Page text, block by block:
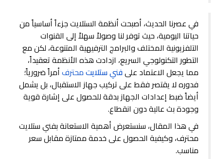
في عصرنا الحديث، أصبحت أنظمة الستلايت جزءاً أساسياً من
حياتنا اليومية، حيث توفر لنا وصولاً سهلاً إلى القنوات
التلفزيونية المختلف والبرامج الترفيهية المتنوعة، لكن مع
التطور التكنولوجي السريع، ازدادت هذه الأنظمة تعقيداً،
مما يجعل الاعتماد علىفني ستلايتمحترفأمراً ضرورياً؛
فدوره لا يقتصر فقط على تركيب جهاز الاستقبال، بل يشمل
أيضاً ضبط إعدادات الجهاز بدقة للحصول على إشارة قوية
وجودة بث عالية دون انقطاع.
في هذا المقال، سنستعرض أهمية الاستعانة بفني ستلايت
محترف، وكيفية الحصول على خدمة ممتازة مقابل سعر
مناسب.